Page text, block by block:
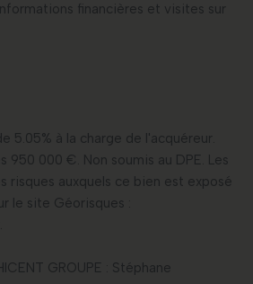
financières et visites sur
5.05% à la charge de l'acquéreur.
950 000 €. Non soumis au DPE. Les
risques auxquels ce bien est exposé
le site Géorisques :
GROUPE : Stéphane